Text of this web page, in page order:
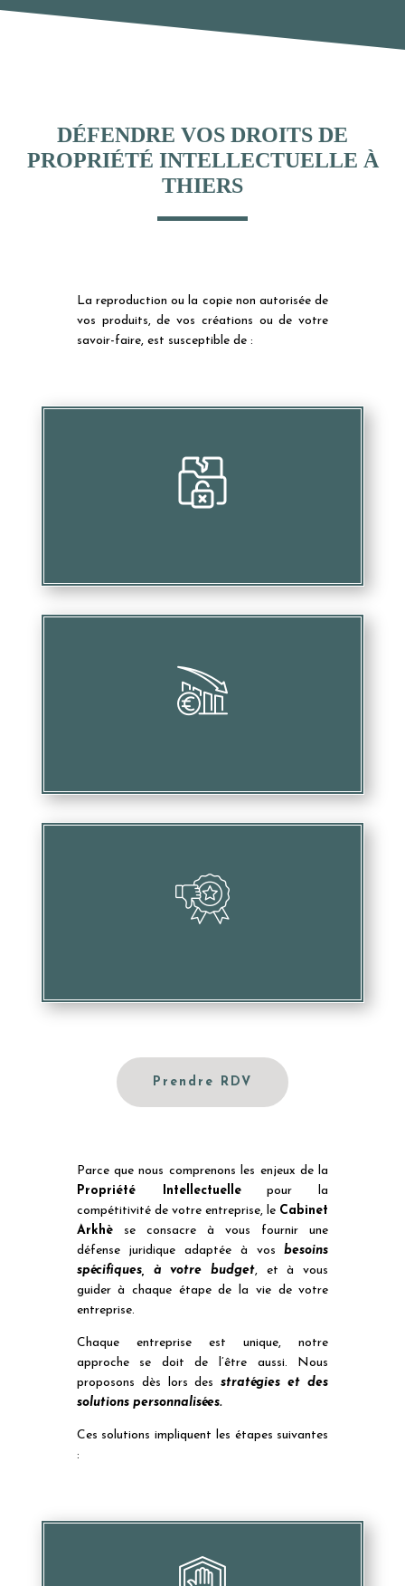
DÉFENDRE VOS DROITS DE
PROPRIÉTÉ INTELLECTUELLE À
THIERS
La reproduction ou la copie non autorisée de
vos produits, de vos créations ou de votre
savoir-faire, est susceptible de :
Mettre en péril vos investissements
Causer des pertes financières considérables
Nuire à votre image et votre réputation
Prendre RDV
Parce que nous comprenons les enjeux de la
Propriété Intellectuellepour la
compétitivité de votre entreprise, le Cabinet
Arkhèse consacre à vous fournir une
défense juridique adaptée à vosbesoins
spécifiques, à votre budget, et à vous
guider à chaque étape de la vie de votre
entreprise.
Chaque entreprise est unique, notre
approche se doit de l’être aussi. Nous
proposons dès lors desstratégies et des
solutions personnalisées.
Ces solutions impliquent les étapes suivantes
: